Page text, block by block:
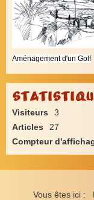
Aménagement d'un Golf
Visiteurs
3
Articles
27
Compteur
Vous êtes ici :